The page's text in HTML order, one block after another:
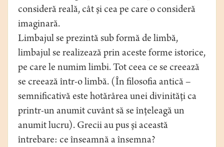
consideră reală, cât şi cea pe care o consideră
imaginară.
Limbajul se prezintă sub formă de limbă,
limbajul se realizează prin aceste forme istorice,
pe care le numim limbi. Tot ceea ce se creează
se creează într-o limbă. (În filosofia antică –
semnificativă este hotărârea unei divinităţi ca
printr-un anumit cuvânt să se înţeleagă un
anumit lucru). Grecii au pus şi această
întrebare: ce înseamnă a însemna?